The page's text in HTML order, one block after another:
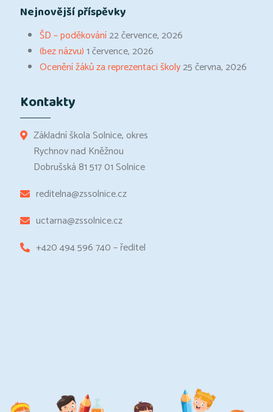
Nejnovější příspěvky
ŠD – poděkování22 července, 2026
(bez názvu)1 července, 2026
Ocenění žáků za reprezentaci školy25 června, 2026
Kontakty
Základní škola Solnice, okres
Rychnov nad Kněžnou
Dobrušská 81 517 01 Solnice
reditelna@zssolnice.cz
uctarna@zssolnice.cz
+420 494 596 740 – ředitel